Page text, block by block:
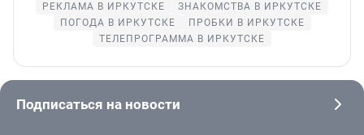
РЕКЛАМА В ИРКУТСКЕ
ЗНАКОМСТВА В ИРКУТСКЕ
ПОГОДА В ИРКУТСКЕ
ПРОБКИ В ИРКУТСКЕ
ТЕЛЕПРОГРАММА В ИРКУТСКЕ
Подписаться на новости